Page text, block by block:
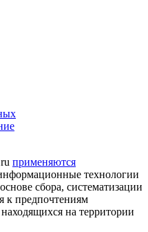
применяются
технологии
сбора, систематизации
к предпочтениям
на территории